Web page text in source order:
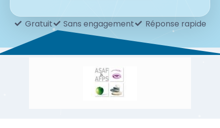
Gratuit Sans engagement Réponse rapide